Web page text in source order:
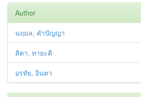
Author
นฤมล, คำปัญญา
สิตา, ทายะติ
อรทัย, อินตา